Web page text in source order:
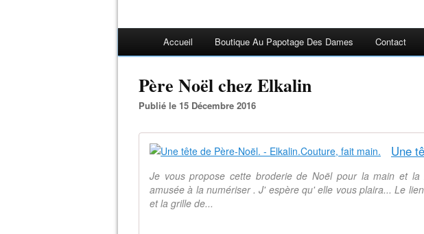
Accueil Boutique Au Papotage Des Dames Contact
Père Noël chez Elkalin
Publié le 15 Décembre 2016
Je vous propose cette broderie de Noël pour la main et
amusée à la numériser . J' espère qu' elle vous plaira... Le
et la grille de...